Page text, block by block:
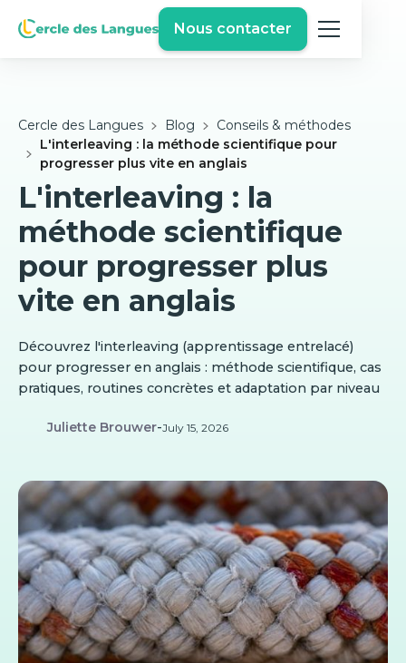
Nous contacter
Cercle des Langues Blog
Conseils & méthodes
L'interleaving : la méthode scientifique pour
progresser plus vite en anglais
L'interleaving : la
méthode scientifique
pour progresser plus
vite en anglais
Découvrez l'interleaving (apprentissage entrelacé)
pour progresser en anglais : méthode scientifique, cas
pratiques, routines concrètes et adaptation par niveau
Juliette Brouwer-July 15, 2026